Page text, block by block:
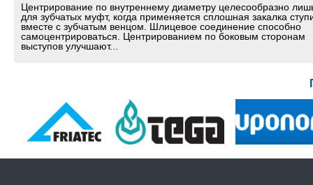
Центрирование по внутреннему диаметру целесообразно
для зубчатых муфт, когда применяется сплошная закалка
вместе с зубчатым венцом. Шлицевое соединение способно
самоцентрироваться. Центрированием по боковым сторонам
выступов улучшают...